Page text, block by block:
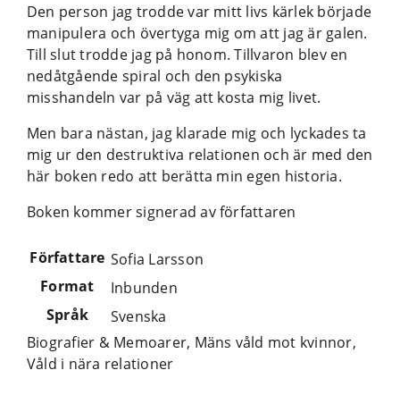
Den person jag trodde var mitt livs kärlek började
manipulera och övertyga mig om att jag är galen.
Till slut trodde jag på honom. Tillvaron blev en
nedåtgående spiral och den psykiska
misshandeln var på väg att kosta mig livet.
Men bara nästan, jag klarade mig och lyckades ta
mig ur den destruktiva relationen och är med den
här boken redo att berätta min egen historia.
Boken kommer signerad av författaren
Författare Sofia Larsson
Format
Inbunden
Språk
Svenska
Biografier & Memoarer, Mäns våld mot kvinnor,
Våld i nära relationer